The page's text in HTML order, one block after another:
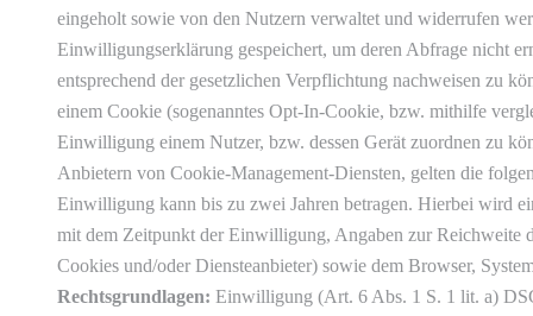
eingeholt sowie von den Nutzern verwaltet und widerrufen
Einwilligungserklärung gespeichert, um deren Abfrage nicht
entsprechend der gesetzlichen Verpflichtung nachweisen zu
einem Cookie (sogenanntes Opt-In-Cookie, bzw. mithilfe
Einwilligung einem Nutzer, bzw. dessen Gerät zuordnen zu
Anbietern von Cookie-Management-Diensten, gelten die
Einwilligung kann bis zu zwei Jahren betragen. Hierbei wird
mit dem Zeitpunkt der Einwilligung, Angaben zur
Cookies und/oder Diensteanbieter) sowie dem Browser,
Rechtsgrundlagen: Einwilligung (Art. 6 Abs. 1 S. 1 lit. a)